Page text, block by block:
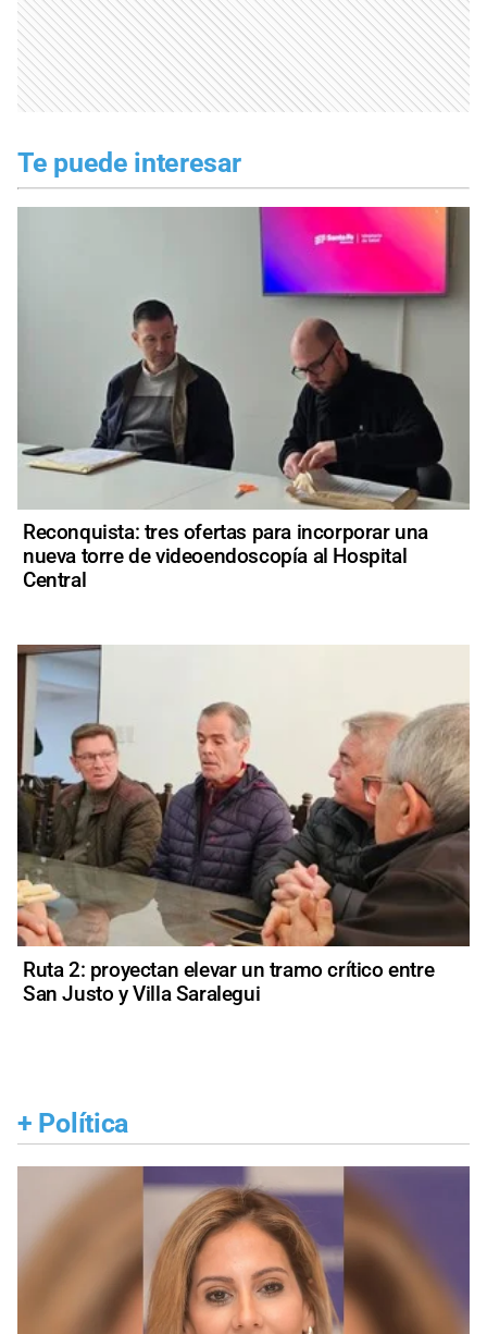
Te puede interesar
Reconquista: tres ofertas para incorporar una
nueva torre de videoendoscopía al Hospital
Central
Ruta 2: proyectan elevar un tramo crítico entre
San Justo y Villa Saralegui
+ Política